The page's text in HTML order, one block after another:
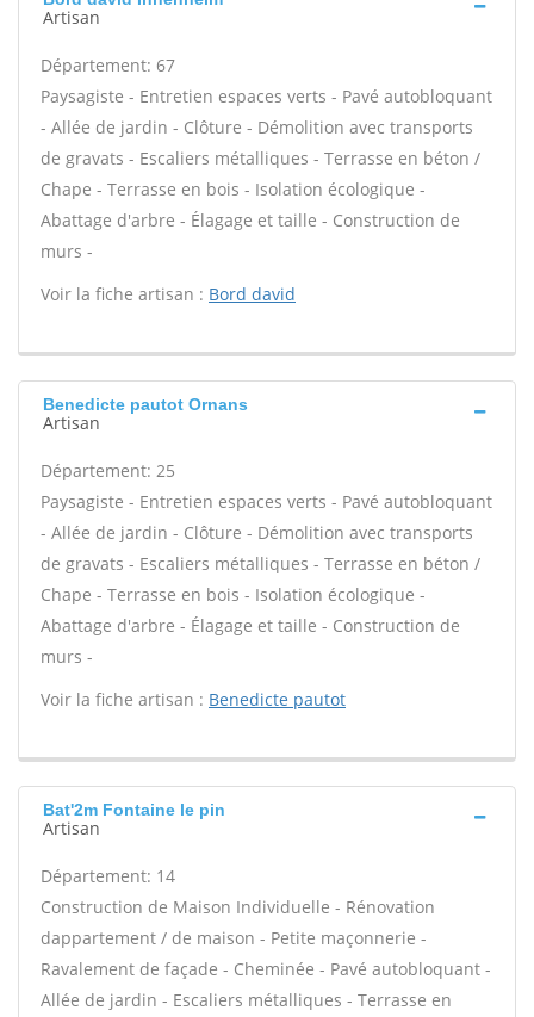
Artisan
Département: 67
Paysagiste - Entretien espaces verts - Pavé autobloquant
- Allée de jardin - Clôture - Démolition avec transports
de gravats - Escaliers métalliques - Terrasse en béton /
Chape - Terrasse en bois - Isolation écologique -
Abattage d'arbre - Élagage et taille - Construction de
murs -
Voir la fiche artisan : Bord david
Benedicte pautot Ornans
Artisan
Département: 25
Paysagiste - Entretien espaces verts - Pavé autobloquant
- Allée de jardin - Clôture - Démolition avec transports
de gravats - Escaliers métalliques - Terrasse en béton /
Chape - Terrasse en bois - Isolation écologique -
Abattage d'arbre - Élagage et taille - Construction de
murs -
Voir la fiche artisan : Benedicte pautot
Bat'2m Fontaine le pin
Artisan
Département: 14
Construction de Maison Individuelle - Rénovation
dappartement / de maison - Petite maçonnerie -
Ravalement de façade - Cheminée - Pavé autobloquant -
Allée de jardin - Escaliers métalliques - Terrasse en